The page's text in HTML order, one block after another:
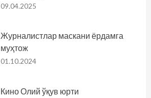
09.04.2025
Журналистлар маскани ёрдамга
муҳтож
01.10.2024
Кино Олий ўқув юрти